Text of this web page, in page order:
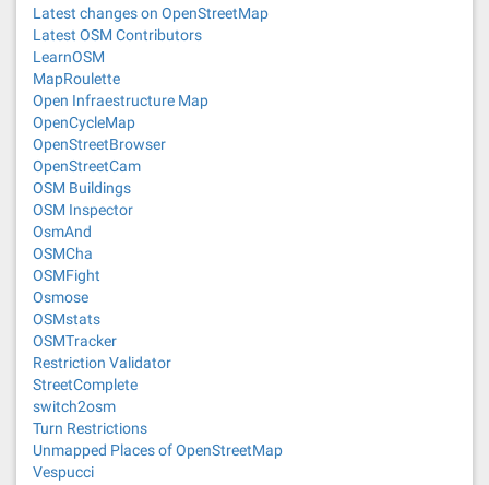
Latest changes on OpenStreetMap
Latest OSM Contributors
LearnOSM
MapRoulette
Open Infraestructure Map
OpenCycleMap
OpenStreetBrowser
OpenStreetCam
OSM Buildings
OSM Inspector
OsmAnd
OSMCha
OSMFight
Osmose
OSMstats
OSMTracker
Restriction Validator
StreetComplete
switch2osm
Turn Restrictions
Unmapped Places of OpenStreetMap
Vespucci